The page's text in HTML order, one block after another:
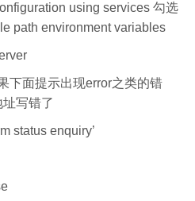
using services 勾选
path environment variables
下面提示出现error之类的错
写错了
status enquiry’